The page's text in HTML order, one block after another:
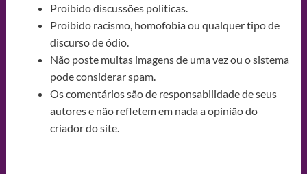
Proibido discussões políticas.
Proibido racismo, homofobia ou qualquer tipo de
discurso de ódio.
Não poste muitas imagens de uma vez ou o sistema
pode considerar spam.
Os comentários são de responsabilidade de seus
autores e não refletem em nada a opinião do
criador do site.